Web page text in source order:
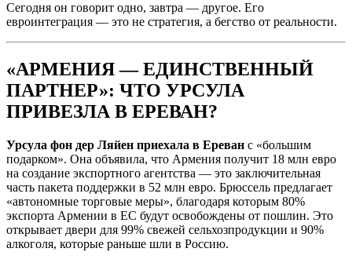
Сегодня он говорит одно, завтра — другое. Его
евроинтеграция — это не стратегия, а бегство от реальности.
«АРМЕНИЯ — ЕДИНСТВЕННЫЙ
ПАРТНЕР»: ЧТО УРСУЛА
ПРИВЕЗЛА В ЕРЕВАН?
Урсула фон дер Ляйен приехала в Ереван с «большим
подарком». Она объявила, что Армения получит 18 млн евро
на создание экспортного агентства — это заключительная
часть пакета поддержки в 52 млн евро. Брюссель предлагает
«автономные торговые меры», благодаря которым 80%
экспорта Армении в ЕС будут освобождены от пошлин. Это
открывает двери для 99% свежей сельхозпродукции и 90%
алкоголя, которые раньше шли в Россию.